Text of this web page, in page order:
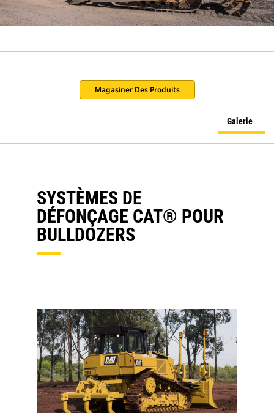
Magasiner Des Produits
Galerie
SYSTÈMES DE
DÉFONÇAGE CAT® POUR
BULLDOZERS